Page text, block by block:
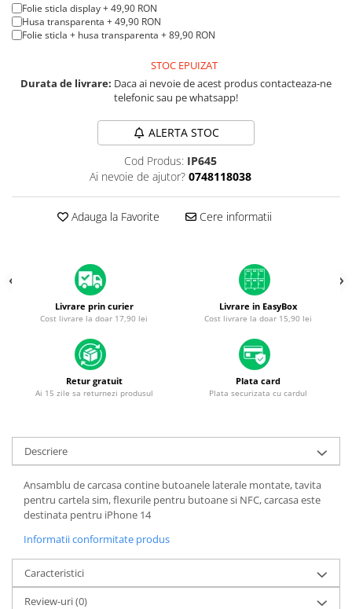
A2337 (M1 13” 2020)
A2681 (M2 13” 2022)
A3240 (M4 13” 2025)
A1278 (Unibody 13” 2009-2012)
A1286 (Unibody 15” 2008-2012)
A1297 (Unibody 17” 2009-2011)
MacBook
A1342 (Unibody 13” 2009-2010)
Piese & Accesorii iPhone
iPhone 16 Pro Max
iPhone 16 Pro
iPhone 15 Pro Max
iPhone 16 Plus
iPhone 16
iPhone 15 Plus
iPhone 15
iPhone 14 Plus
iPhone 14
Folie sticla display + 49,90 RON
Husa transparenta + 49,90 RON
Folie sticla + husa transparenta + 89,90 RON
STOC EPUIZAT
Durata de livrare: Daca ai nevoie de acest produs contacteaza-ne
telefonic sau pe whatsapp!
ALERTA STOC
Cod Produs: IP645
Ai nevoie de ajutor? 0748118038
Adauga la Favorite Cere informatii
Livrare prin curier
Cost livrare la doar 17,90 lei
Livrare in EasyBox
Cost livrare la doar 15,90 lei
Retur gratuit
Ai 15 zile sa returnezi produsul
Plata card
Plata securizata cu cardul
Descriere
Ansamblu de carcasa contine butoanele laterale montate, tavita
pentru cartela sim, flexurile pentru butoane si NFC, carcasa este
destinata pentru iPhone 14
Informatii conformitate produs
Caracteristici
Review-uri(0)